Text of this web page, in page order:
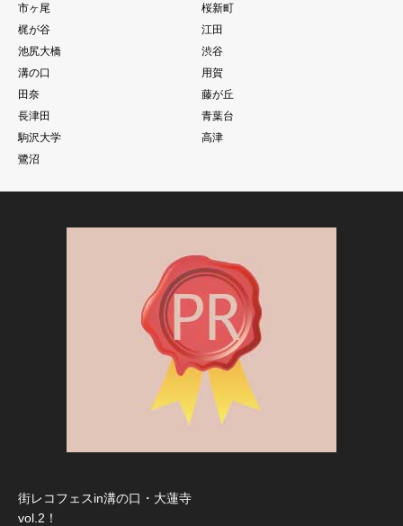
市ヶ尾
桜新町
梶が谷
江田
池尻大橋
渋谷
溝の口
用賀
田奈
藤が丘
長津田
青葉台
駒沢大学
高津
鷺沼
街レコフェスin溝の口・大蓮寺
vol.2！